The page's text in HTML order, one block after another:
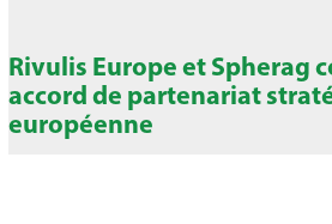
Rivulis Europe et Spherag
accord de partenariat
européenne